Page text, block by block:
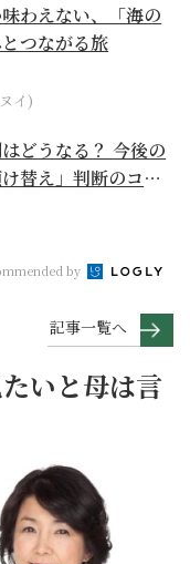
わえない、「海の
つながる旅
イ)
どうなる？ 今後の
替え」判断のコツ
by
記事一覧へ
いと母は言